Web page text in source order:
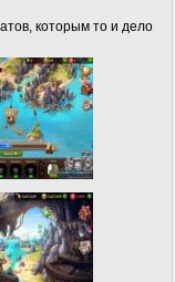
которым то и дело